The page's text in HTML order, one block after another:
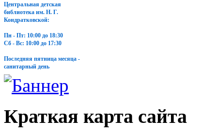
Центральная детская
библиотека им. Н. Г.
Кондратковской:
Пн - Пт: 10:00 до 18:30
Сб - Вс: 10:00 до 17:30
Последняя пятница месяца -
санитарный день
Краткая карта сайта